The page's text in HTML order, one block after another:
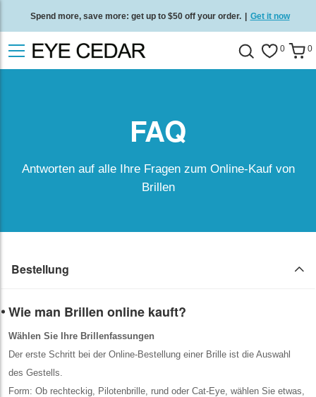
Spend more, save more: get up to $50 off your order. | Get it now
Free standard delivery on all orders Shop now 0 0
FAQ
Antworten auf alle Ihre Fragen zum Online-Kauf von
Brillen
Bestellung
Wie man Brillen online kauft?
Wählen Sie Ihre Brillenfassungen
Der erste Schritt bei der Online-Bestellung einer Brille ist die Auswahl
des Gestells.
Form: Ob rechteckig, Pilotenbrille, rund oder Cat-Eye, wählen Sie etwas,